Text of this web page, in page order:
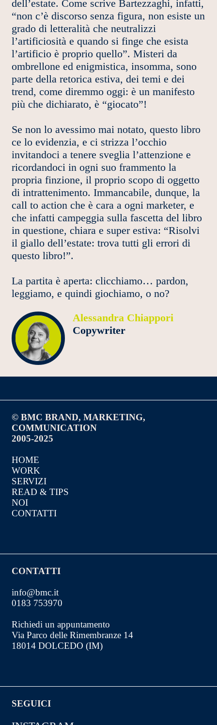
dell’estate. Come scrive Bartezzaghi, infatti,
“non c’è discorso senza figura, non esiste un
grado di letteralità che neutralizzi
l’artificiosità e quando si finge che esista
l’artificio è proprio quello”. Misteri da
ombrellone ed enigmistica, insomma, sono
parte della retorica estiva, dei temi e dei
trend, come diremmo oggi: è un manifesto
più che dichiarato, è “giocato”!
Se non lo avessimo mai notato, questo libro
ce lo evidenzia, e ci strizza l’occhio
invitandoci a tenere sveglia l’attenzione e
ricordandoci in ogni suo frammento la
propria finzione, il proprio scopo di oggetto
di intrattenimento. Immancabile, dunque, la
call to action che è cara a ogni marketer, e
che infatti campeggia sulla fascetta del libro
in questione, chiara e super estiva: “Risolvi
il giallo dell’estate: trova tutti gli errori di
questo libro!”.
La partita è aperta: clicchiamo… pardon,
leggiamo, e quindi giochiamo, o no?
Alessandra Chiappori
Copywriter
© BMC BRAND, MARKETING,
COMMUNICATION
2005-2025
HOME
WORK
SERVIZI
READ & TIPS
NOI
CONTATTI
CONTATTI
info@bmc.it
0183 753970
Richiedi un appuntamento
Via Parco delle Rimembranze 14
18014 DOLCEDO (IM)
SEGUICI